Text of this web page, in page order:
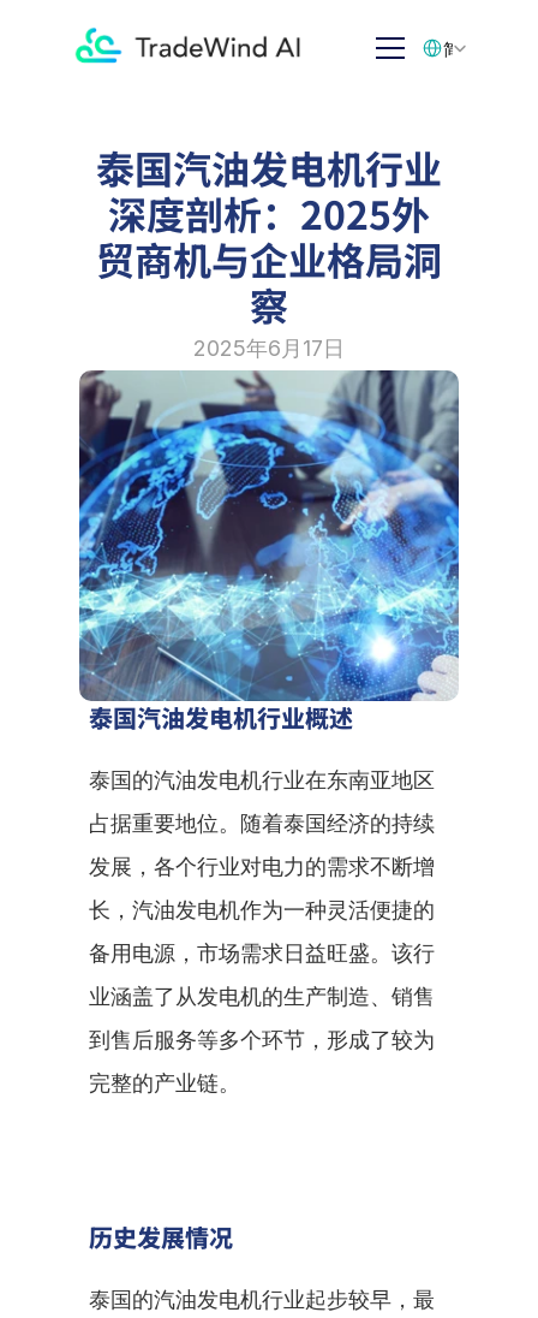
泰国汽油发电机行业
深度剖析：2025外
贸商机与企业格局洞
察
2025年6月17日
泰国汽油发电机行业概述
泰国的汽油发电机行业在东南亚地区
占据重要地位。随着泰国经济的持续
发展，各个行业对电力的需求不断增
长，汽油发电机作为一种灵活便捷的
备用电源，市场需求日益旺盛。该行
业涵盖了从发电机的生产制造、销售
到售后服务等多个环节，形成了较为
完整的产业链。
历史发展情况
泰国的汽油发电机行业起步较早，最
简体中文